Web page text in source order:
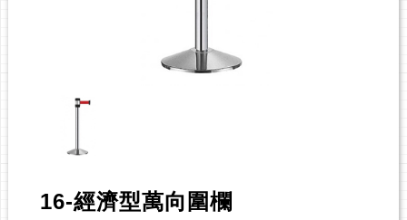
16-經濟型萬向圍欄